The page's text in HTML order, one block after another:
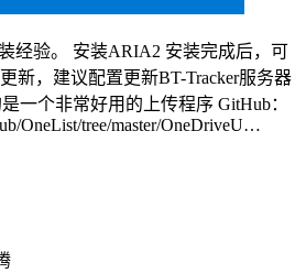
经验。 安装ARIA2 安装完成后，可
新，建议配置更新BT-Tracker服务器
一个非常好用的上传程序 GitHub：
OneList/tree/master/OneDriveU…